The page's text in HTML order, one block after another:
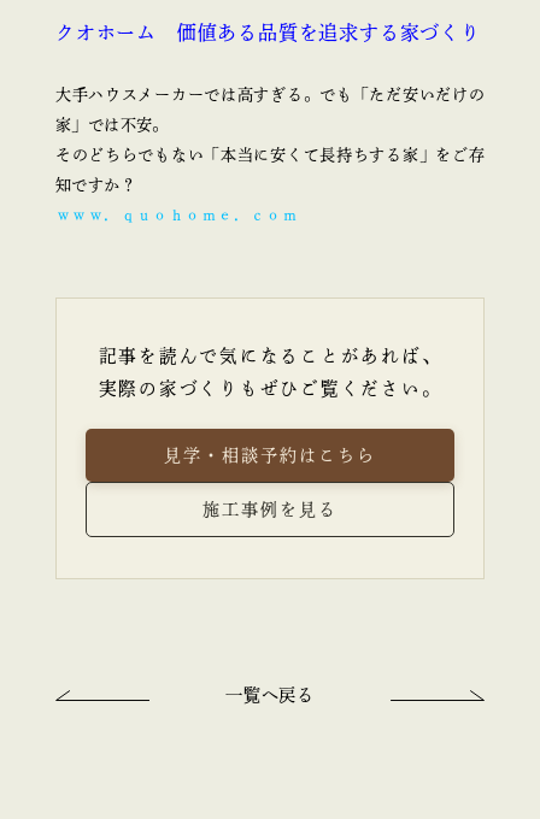
クオホーム 価値ある品質を追求する家づくり
大手ハウスメーカーでは高すぎる。でも「ただ安いだけの
家」では不安。
そのどちらでもない「本当に安くて長持ちする家」をご存
知ですか？
ｗｗｗ．ｑｕｏｈｏｍｅ．ｃｏｍ
記事を読んで気になることがあれば、
実際の家づくりもぜひご覧ください。
見学・相談予約はこちら
施工事例を見る
一覧へ戻る